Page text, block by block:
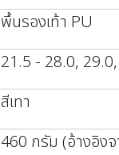
พื้นรองเท้า PU
21.5 - 28.0,
สีเทา
460 กรัม (อ้างอิง